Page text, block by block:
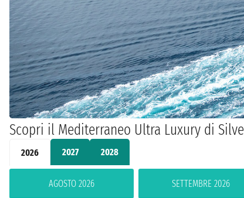
Scopri il Mediterraneo Ultra Luxury di
2026 2027 2028
AGOSTO 2026 SETTEMBRE 2026